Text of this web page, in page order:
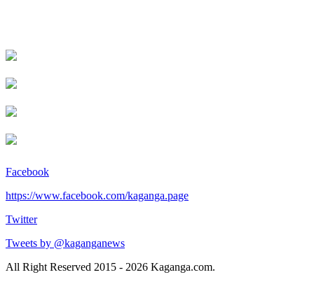
Facebook
https://www.facebook.com/kaganga.page
Twitter
Tweets by @kaganganews
All Right Reserved 2015 - 2026 Kaganga.com.